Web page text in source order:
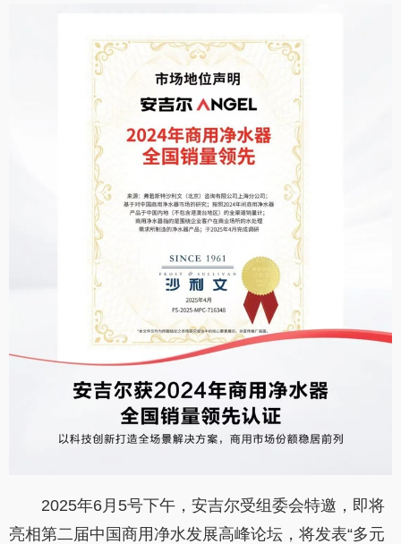
2025年6月5号下午，安吉尔受组委会特邀，即将
亮相第二届中国商用净水发展高峰论坛，将发表“多元